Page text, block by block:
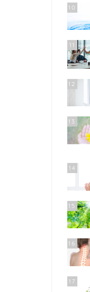
10
11
12
13
14
15
16
17